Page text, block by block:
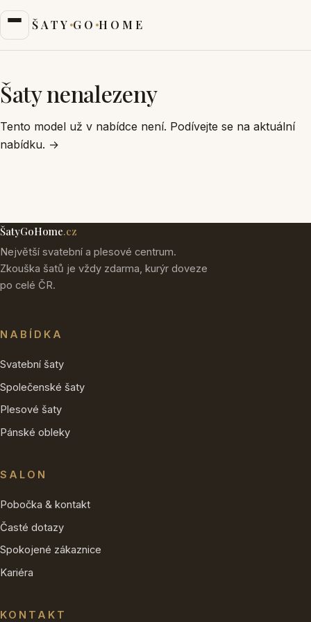
ŠATY GO HOME
Šaty nenalezeny
Tento model už v nabídce není. Podívejte se na aktuální
nabídku. →
ŠatyGoHome.cz
Největší svatební a plesové centrum.
Zkouška šatů je vždy zdarma, kurýr doveze
po celé ČR.
NABÍDKA
Svatební šaty
Společenské šaty
Plesové šaty
Pánské obleky
SALON
Pobočka & kontakt
Časté dotazy
Spokojené zákaznice
Kariéra
KONTAKT